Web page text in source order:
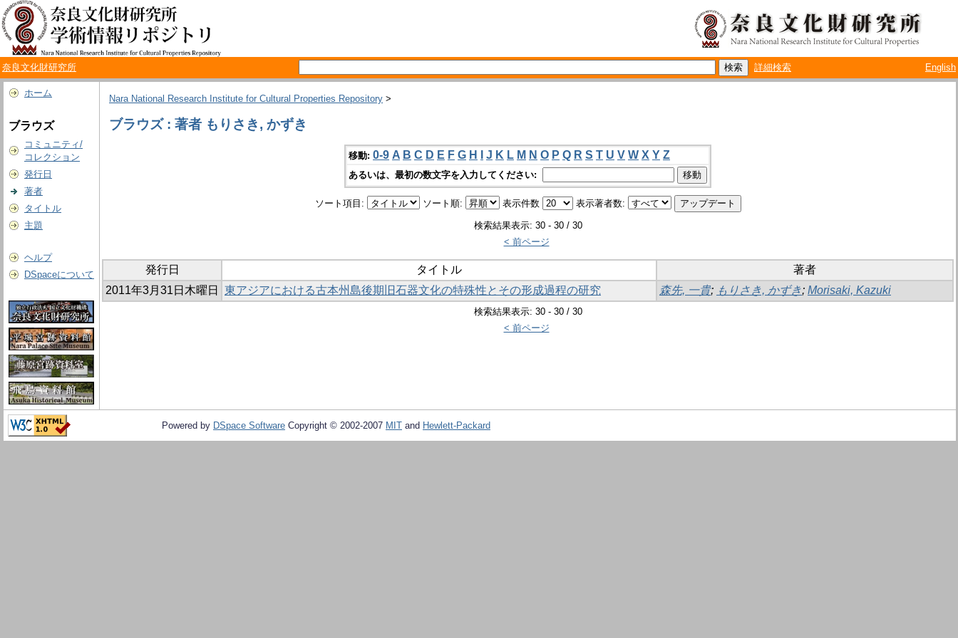
奈良文化財研究所 詳細検索 English
ホーム
ブラウズ
コミュニティ/
コレクション
発行日
著者
タイトル
主題
ヘルプ
DSpaceについて
Nara National Research Institute for Cultural Properties Repository >
ブラウズ : 著者 もりさき, かずき
移動: 0-9 A B C D E F G H J K L M N O P Q R S T U V W X Y Z
あるいは、最初の数文字を入力してください:
ソート項目: ソート順: 表示件数 表示著者数:
検索結果表示: 30 - 30 / 30
< 前ページ
発行日 タイトル
著者
2011年3月31日木曜日
東アジアにおける古本州島後期旧石器文化の特殊性とその形成過程の研究 森先, 一貴; もりさき, かずき; Morisaki, Kazuki
検索結果表示: 30 - 30 / 30
< 前ページ
Powered by DSpace Software Copyright © 2002-2007 MIT and Hewlett-Packard